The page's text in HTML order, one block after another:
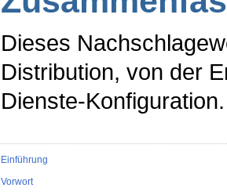
Dieses
Distribution, von der
Dienste-Konfiguration.
Einführung
Vorwort